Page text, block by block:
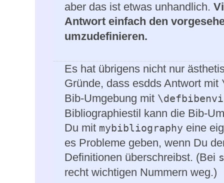
aber das ist etwas unhandlich.
Antwort einfach den
umzudefinieren.
Es hat übrigens nicht nur
Gründe, dass esdds Antwort mit
Bib-Umgebung mit
Bibliographiestil kann die Bib-
Du mit mybibliography eine
es Probleme geben, wenn Du
Definitionen überschreibst. (Bei
recht wichtigen Nummern weg.)